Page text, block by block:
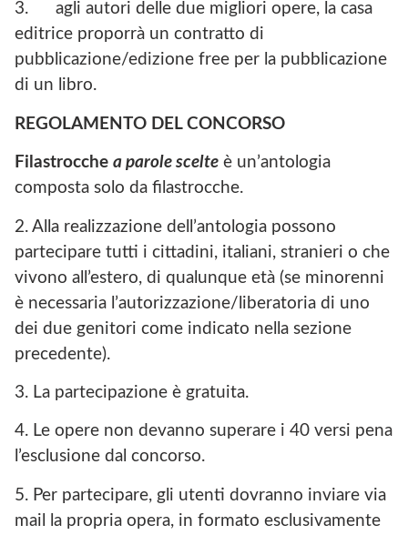
3. agli autori delle due migliori opere, la casa
editrice proporrà un contratto di
pubblicazione/edizione free per la pubblicazione
di un libro.
REGOLAMENTO DEL CONCORSO
Filastrocche a parole scelte è un’antologia
composta solo da filastrocche.
2. Alla realizzazione dell’antologia possono
partecipare tutti i cittadini, italiani, stranieri o che
vivono all’estero, di qualunque età (se minorenni
è necessaria l’autorizzazione/liberatoria di uno
dei due genitori come indicato nella sezione
precedente).
3. La partecipazione è gratuita.
4. Le opere non devanno superare i 40 versi pena
l’esclusione dal concorso.
5. Per partecipare, gli utenti dovranno inviare via
mail la propria opera, in formato esclusivamente